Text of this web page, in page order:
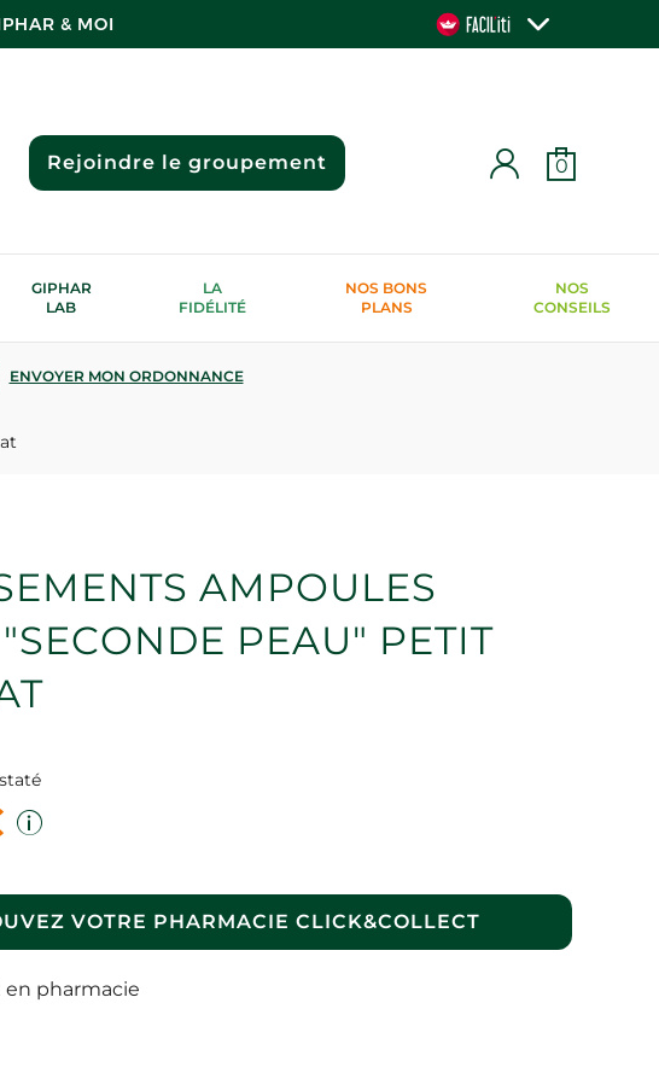
& MOI
Rejoindre le groupement 0
GIPHAR
LAB
LA
FIDÉLITÉ
NOS BONS
PLANS
NOS
CONSEILS
ENVOYER MON ORDONNANCE
AMPOULES
PEAU" PETIT
VOTRE PHARMACIE CLICK&COLLECT
pharmacie